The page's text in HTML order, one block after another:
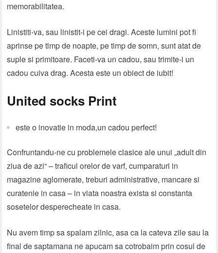
memorabilitatea.
Linistiti-va, sau linistit-i pe cei dragi. Aceste lumini pot fi
aprinse pe timp de noapte, pe timp de somn, sunt atat de
suple si primitoare. Faceti-va un cadou, sau trimite-i un
cadou cuiva drag. Acesta este un obiect de iubit!
United socks Print
este o inovatie in moda,un cadou perfect!
Confruntandu-ne cu problemele clasice ale unui „adult din
ziua de azi“ – traficul orelor de varf, cumparaturi in
magazine aglomerate, treburi administrative, mancare si
curatenie in casa – in viata noastra exista si constanta
sosetelor desperecheate in casa.
Nu avem timp sa spalam zilnic, asa ca la cateva zile sau la
final de saptamana ne apucam sa cotrobaim prin cosul de